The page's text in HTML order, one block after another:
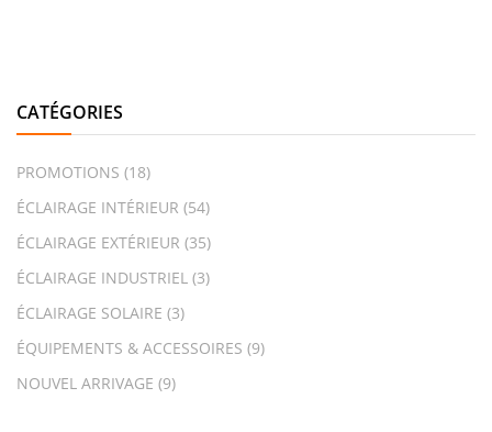
CATÉGORIES
PROMOTIONS (18)
ÉCLAIRAGE INTÉRIEUR (54)
ÉCLAIRAGE EXTÉRIEUR (35)
ÉCLAIRAGE INDUSTRIEL (3)
ÉCLAIRAGE SOLAIRE (3)
ÉQUIPEMENTS & ACCESSOIRES (9)
NOUVEL ARRIVAGE (9)